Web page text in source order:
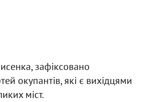
зафіксовано
окупантів, які є вихідцями
міст.